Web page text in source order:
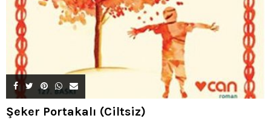
Şeker Portakalı (Ciltsiz)